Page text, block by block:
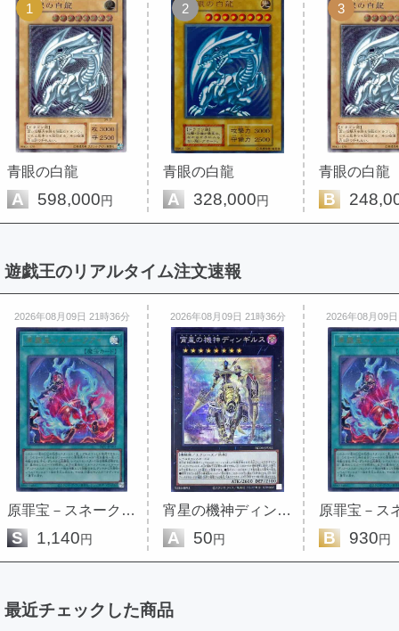
1
青眼の白龍
A 598,000円
2
青眼の白龍
A 328,000円
3
青眼の白龍
B
遊戯王のリアルタイム注文速報
2026年08月09日 21時36分
原罪宝－スネークアイ
S 1,140円
2026年08月09日 21時36分
宵星の機神ディンギルス
A 50円
2026年08月09
B 930円
最近チェックした商品